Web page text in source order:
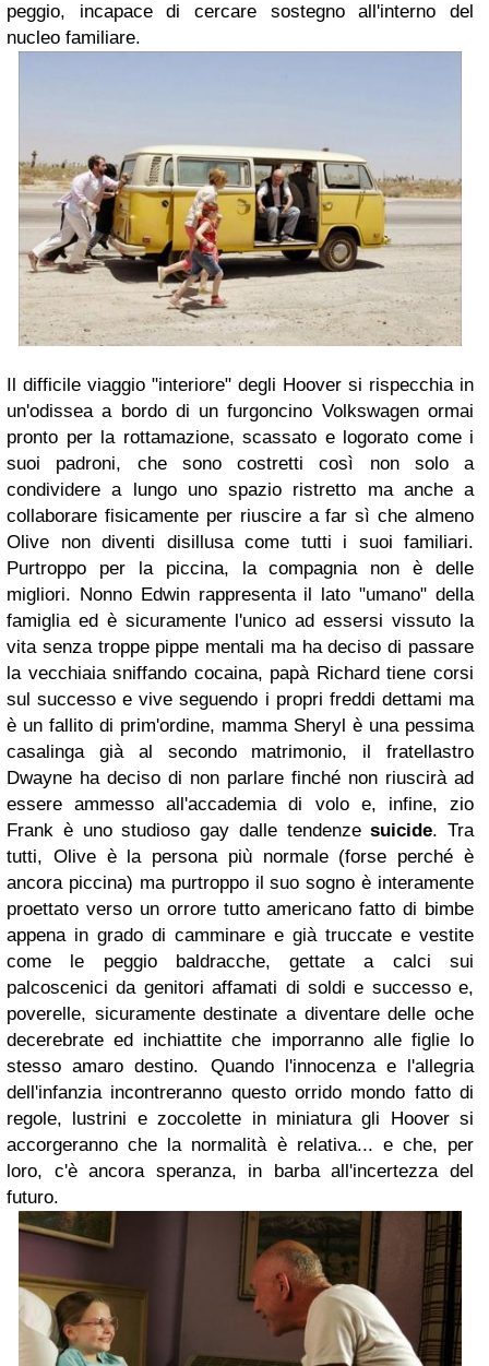
peggio, incapace di cercare sostegno all'interno del
nucleo familiare.
Il difficile viaggio "interiore" degli Hoover si rispecchia in
un'odissea a bordo di un furgoncino Volkswagen ormai
pronto per la rottamazione, scassato e logorato come i
suoi padroni, che sono costretti così non solo a
condividere a lungo uno spazio ristretto ma anche a
collaborare fisicamente per riuscire a far sì che almeno
Olive non diventi disillusa come tutti i suoi familiari.
Purtroppo per la piccina, la compagnia non è delle
migliori. Nonno Edwin rappresenta il lato "umano" della
famiglia ed è sicuramente l'unico ad essersi vissuto la
vita senza troppe pippe mentali ma ha deciso di passare
la vecchiaia sniffando cocaina, papà Richard tiene corsi
sul successo e vive seguendo i propri freddi dettami ma
è un fallito di prim'ordine, mamma Sheryl è una pessima
casalinga già al secondo matrimonio, il fratellastro
Dwayne ha deciso di non parlare finché non riuscirà ad
essere ammesso all'accademia di volo e, infine, zio
Frank è uno studioso gay dalle tendenzesuicide. Tra
tutti, Olive è la persona più normale (forse perché è
ancora piccina) ma purtroppo il suo sogno è interamente
proettato verso un orrore tutto americano fatto di bimbe
appena in grado di camminare e già truccate e vestite
come le peggio baldracche, gettate a calci sui
palcoscenici da genitori affamati di soldi e successo e,
poverelle, sicuramente destinate a diventare delle oche
decerebrate ed inchiattite che imporranno alle figlie lo
stesso amaro destino. Quando l'innocenza e l'allegria
dell'infanzia incontreranno questo orrido mondo fatto di
regole, lustrini e zoccolette in miniatura gli Hoover si
accorgeranno che la normalità è relativa... e che, per
loro, c'è ancora speranza, in barba all'incertezza del
futuro.